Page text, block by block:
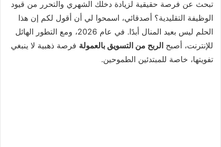
تبحث عن فرصة حقيقية لزيادة دخلك الشهري والتحرر من قيود
الوظيفة التقليدية؟ أصدقائي، اسمحوا لي أن أقول لكم إن هذا
الحلم ليس بعيد المنال أبدًا. في عام 2026، ومع التطور الهائل
للإنترنت، أصبح الربح من التسويق بالعمولة فرصة ذهبية لا ينبغي
تفويتها، خاصة للمبتدئين الطموحين.